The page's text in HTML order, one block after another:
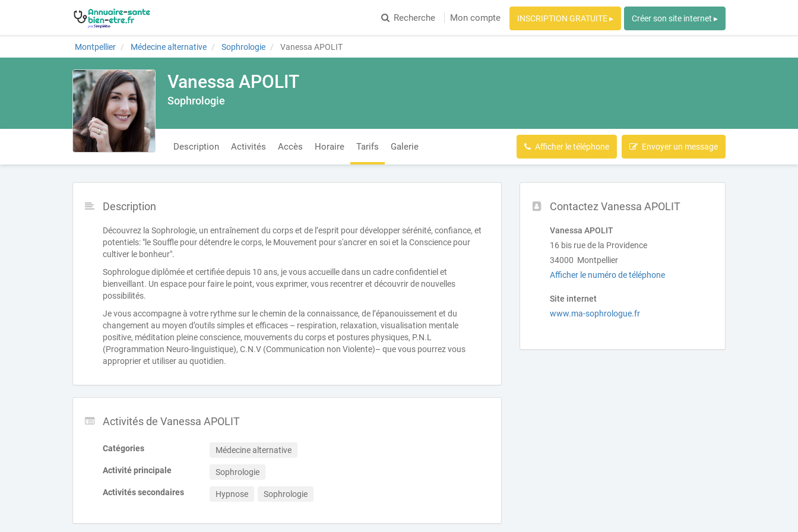
Recherche Mon compte INSCRIPTION GRATUITE ▸ Créer son site internet ▸
Montpellier Médecine alternative Sophrologie Vanessa APOLIT
Vanessa APOLIT
Sophrologie
Description Activités Accès Horaire Tarifs Galerie Afficher le téléphone Envoyer un message
Contactez Vanessa APOLIT
Vanessa APOLIT
16 bis rue de la Providence
34000 Montpellier
Afficher le numéro de téléphone
Site internet
www.ma-sophrologue.fr
Description
Découvrez la Sophrologie, un entraînement du corps et de l’esprit pour développer sérénité, confiance, et
potentiels: "le Souffle pour détendre le corps, le Mouvement pour s'ancrer en soi et la Conscience pour
cultiver le bonheur".
Sophrologue diplômée et certifiée depuis 10 ans, je vous accueille dans un cadre confidentiel et
bienveillant. Un espace pour faire le point, vous exprimer, vous recentrer et découvrir de nouvelles
possibilités.
Je vous accompagne à votre rythme sur le chemin de la connaissance, de l’épanouissement et du
changement au moyen d’outils simples et efficaces – respiration, relaxation, visualisation mentale
positive, méditation pleine conscience, mouvements du corps et postures physiques, P.N.L
(Programmation Neuro-linguistique), C.N.V (Communication non Violente)– que vous pourrez vous
approprier et utiliser au quotidien.
Activités de Vanessa APOLIT
Catégories Médecine alternative
Activité principale Sophrologie
Activités secondaires Hypnose Sophrologie